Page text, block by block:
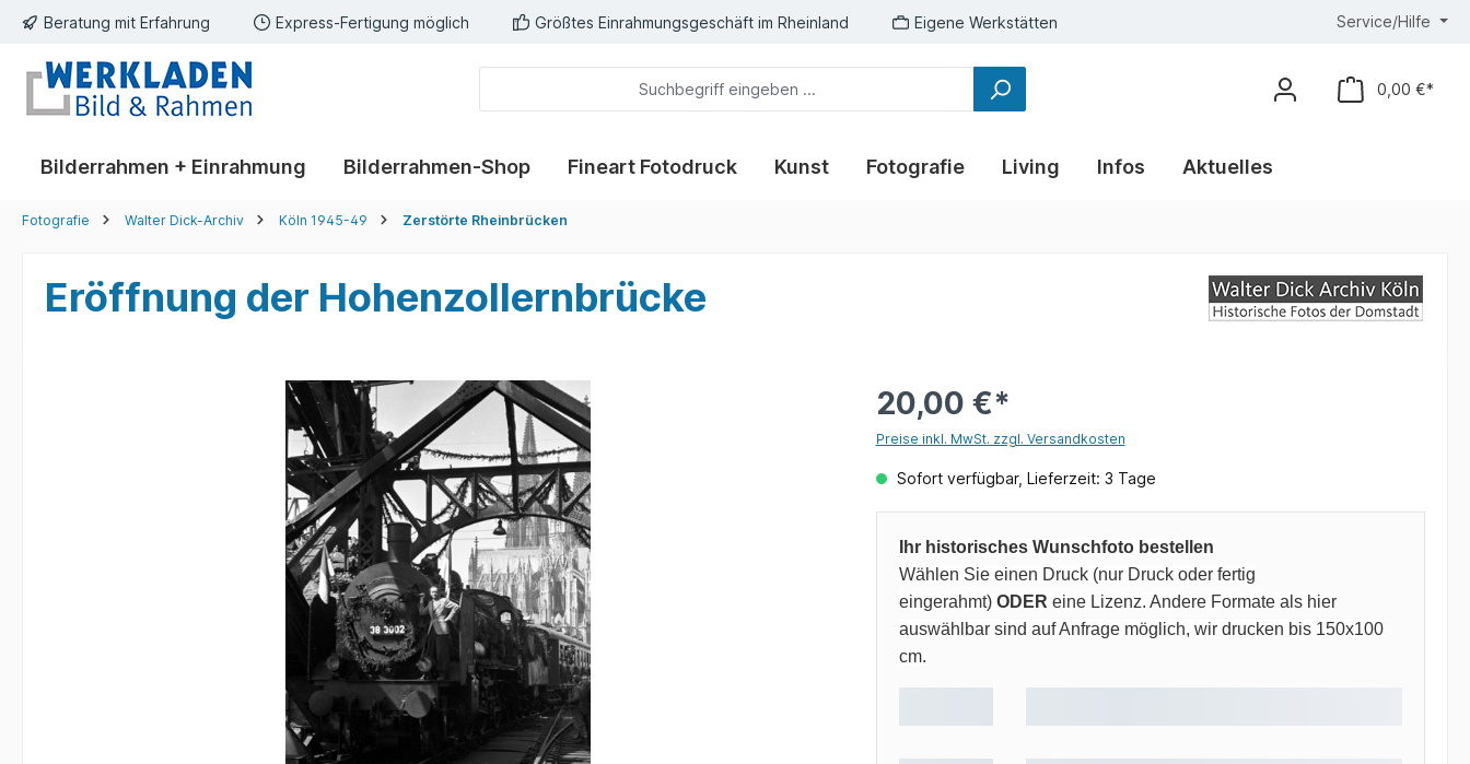
Zur Hauptnavigation springen
Beratung mit Erfahrung Express-Fertigung möglich Größtes Einrahmungsgeschäft im Rheinland Eigene Werkstätten Service/Hilfe
0,00 €*
Bilderrahmen + Einrahmung Bilderrahmen-Shop Fineart Fotodruck Kunst Fotografie Living Infos Aktuelles
Fotografie Walter Dick-Archiv Köln 1945-49 Zerstörte Rheinbrücken
Eröffnung der Hohenzollernbrücke
20,00 €*
Preise inkl. MwSt. zzgl. Versandkosten
Sofort verfügbar, Lieferzeit: 3 Tage
Ihr historisches Wunschfoto bestellen
Wählen Sie einen Druck (nur Druck oder fertig
eingerahmt) ODER eine Lizenz. Andere Formate als hier
auswählbar sind auf Anfrage möglich, wir drucken bis 150x100
cm.